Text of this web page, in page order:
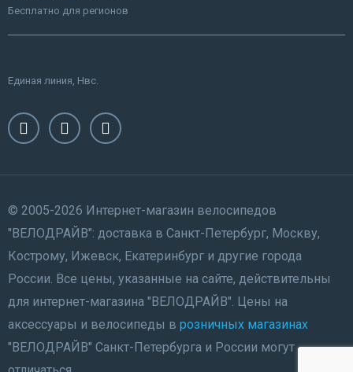
Бесплатно для регионов
Единая линия, Нвс.
© 2005-2026 Интернет-магазин велосипедов
"ВЕЛОДРАЙВ": доставка в Санкт-Петербург, Москву,
Кострому, Ижевск, Екатеринбург и другие города
России. Все цены, указанные на сайте, действительны
для интернет-магазина "ВЕЛОДРАЙВ". Цены на
аксессуары и велосипеды в розничных магазинах
"ВЕЛОДРАЙВ" Санкт-Петербурга и России могут